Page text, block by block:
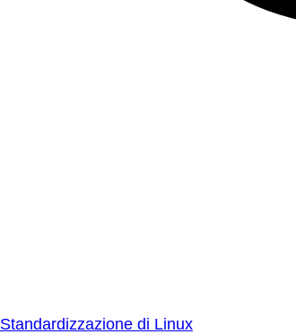
Standardizzazione di Linux